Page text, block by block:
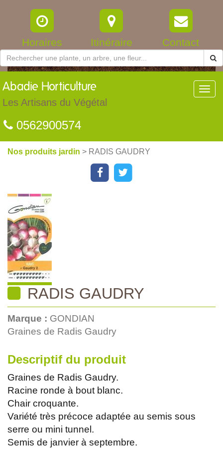
Horaires Itinéraire Contact
Abadie Horticulture
Les Artisans du Végétal
0562900574
Nos produits jardin > RADIS GAUDRY
RADIS GAUDRY
Marque : GONDIAN
Graines de Radis Gaudry
Descriptif du produit
Graines de Radis Gaudry.
Racine ronde à bout blanc.
Chair croquante.
Variété très précoce adaptée au semis sous
serre ou mini tunnel.
Semis de janvier à septembre.